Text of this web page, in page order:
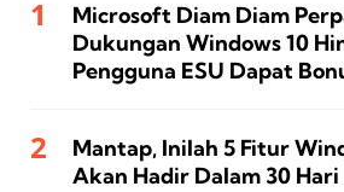
Microsoft Diam Diam
Dukungan Windows 10
Pengguna ESU Dapat
Mantap, Inilah 5 Fitur
Akan Hadir Dalam 30 Hari